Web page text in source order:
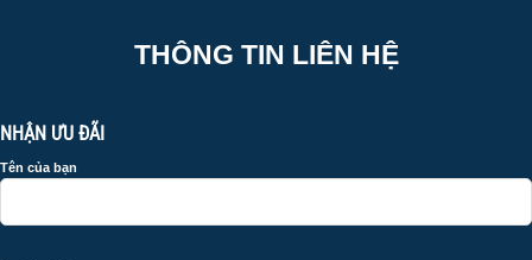
THÔNG TIN LIÊN HỆ
NHẬN ƯU ĐÃI
Tên của bạn